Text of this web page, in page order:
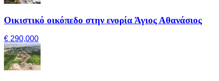
Οικιστικό οικόπεδο στην ενορία Άγιος Αθανάσιος
€ 290,000